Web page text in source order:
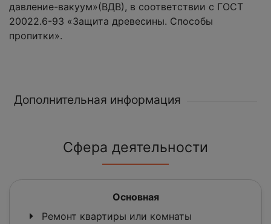
давление-вакуум»(ВДВ), в соответствии с ГОСТ
20022.6-93 «Защита древесины. Способы
пропитки».
Дополнительная информация
Сфера деятельности
Основная
Ремонт квартиры или комнаты